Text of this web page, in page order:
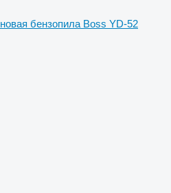
новая бензопила Boss YD-52